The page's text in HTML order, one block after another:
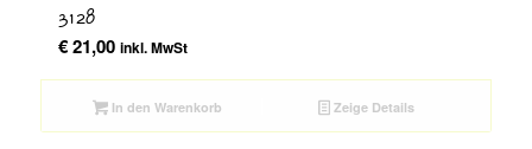
3128
€21,00 inkl. MwSt
In den Warenkorb Zeige Details